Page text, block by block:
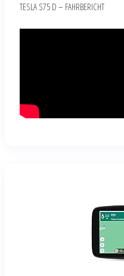
TESLA S75 D – FAHRBERICHT